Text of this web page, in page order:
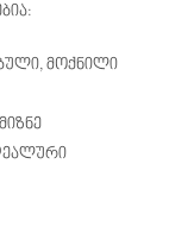
მოქნილი